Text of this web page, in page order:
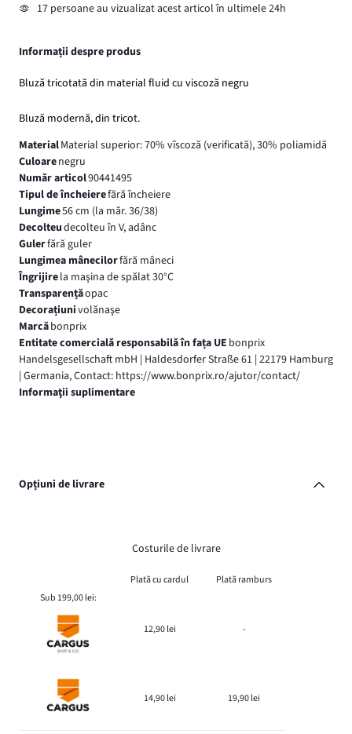
17 persoane au vizualizat acest articol în ultimele 24h
Informații despre produs
Bluză tricotată din material fluid cu viscoză negru
Bluză modernă, din tricot.
MaterialMaterial superior: 70% vîscoză (verificată), 30% poliamidă
Culoarenegru
Număr articol90441495
Tipul de încheierefără încheiere
Lungime56 cm (la măr. 36/38)
Decolteudecolteu în V, adânc
Gulerfără guler
Lungimea mânecilorfără mâneci
Îngrijirela maşina de spălat 30°C
Transparențăopac
Decorațiunivolănaşe
Marcăbonprix
Entitate comercială responsabilă în fața UE bonprix
Handelsgesellschaft mbH | Haldesdorfer Straße 61 | 22179 Hamburg
| Germania, Contact: https://www.bonprix.ro/ajutor/contact/
Informaţii suplimentare
Opțiuni de livrare
Costurile de livrare
Plată cu cardul
Plată ramburs
Sub 199,00 lei:
12,90 lei -
14,90 lei 19,90 lei